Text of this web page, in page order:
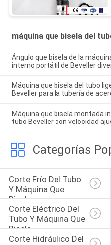
máquina que bisela del
Ángulo que bisela de la
interno portátil de Beveller
Máquina que bisela del tubo
Beveller para la tubería de
Máquina que bisela montada
tubo Beveller con velocidad
Categorías
Corte Frío Del Tubo
Y Máquina Que
Bisela
Corte Eléctrico Del
Tubo Y Máquina Que
Bisela
Corte Hidráulico Del